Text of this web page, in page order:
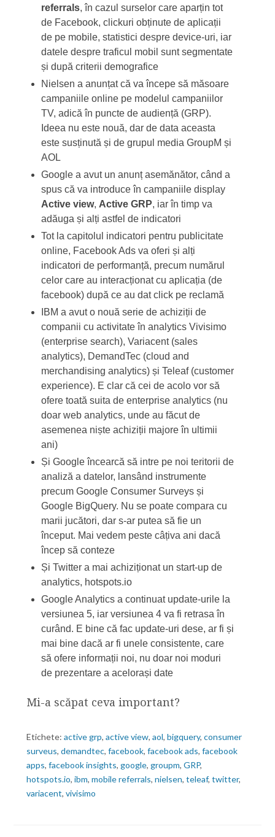
referrals, în cazul surselor care aparțin tot
de Facebook, clickuri obținute de aplicații
de pe mobile, statistici despre device-uri, iar
datele despre traficul mobil sunt segmentate
și după criterii demografice
Nielsen a anunțat că va începe să măsoare
campaniile online pe modelul campaniilor
TV, adică în puncte de audiență (GRP).
Ideea nu este nouă, dar de data aceasta
este susținută și de grupul media GroupM și
AOL
Google a avut un anunț asemănător, când a
spus că va introduce în campaniile display
Active view, Active GRP, iar în timp va
adăuga și alți astfel de indicatori
Tot la capitolul indicatori pentru publicitate
online, Facebook Ads va oferi și alți
indicatori de performanță, precum numărul
celor care au interacționat cu aplicația (de
facebook) după ce au dat click pe reclamă
IBM a avut o nouă serie de achiziții de
companii cu activitate în analytics Vivisimo
(enterprise search), Variacent (sales
analytics), DemandTec (cloud and
merchandising analytics) și Teleaf (customer
experience). E clar că cei de acolo vor să
ofere toată suita de enterprise analytics (nu
doar web analytics, unde au făcut de
asemenea niște achiziții majore în ultimii
ani)
Și Google încearcă să intre pe noi teritorii de
analiză a datelor, lansând instrumente
precum Google Consumer Surveys și
Google BigQuery. Nu se poate compara cu
marii jucători, dar s-ar putea să fie un
început. Mai vedem peste câțiva ani dacă
încep să conteze
Și Twitter a mai achiziționat un start-up de
analytics, hotspots.io
Google Analytics a continuat update-urile la
versiunea 5, iar versiunea 4 va fi retrasa în
curând. E bine că fac update-uri dese, ar fi și
mai bine dacă ar fi unele consistente, care
să ofere informații noi, nu doar noi moduri
de prezentare a acelorași date
Mi-a scăpat ceva important?
Etichete: active grp, active view, aol, bigquery, consumer
surveus, demandtec, facebook, facebook ads, facebook
apps, facebook insights, google, groupm, GRP,
hotspots.io, ibm, mobile referrals, nielsen, teleaf, twitter,
variacent, vivisimo